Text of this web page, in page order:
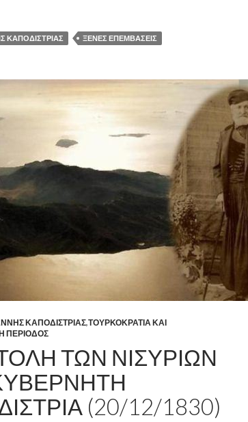
ΚΑΠΟΔΙΣΤΡΙΑΣ ΞΕΝΕΣ ΕΠΕΜΒΑΣΕΙΣ
ΚΑΠΟΔΙΣΤΡΙΑΣ,ΤΟΥΡΚΟΚΡΑΤΙΑ ΚΑΙ
ΠΕΡΙΟΔΟΣ
ΤΩΝ ΝΙΣΥΡΙΩΝ
(20/12/1830)